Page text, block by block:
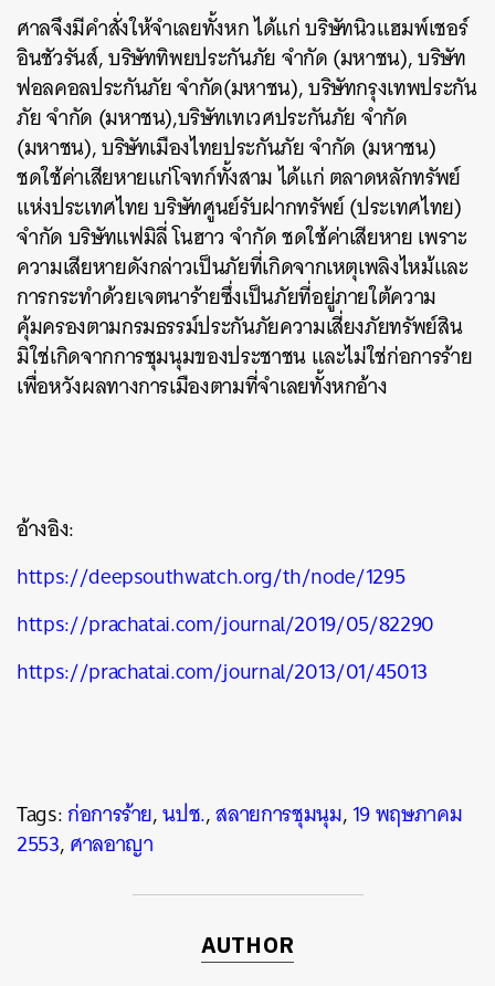
ศาลจึงมีคำสั่งให้จำเลยทั้งหก ได้แก่ บริษัทนิวแฮมพ์เชอร์
อินชัวรันส์, บริษัททิพยประกันภัย จำกัด (มหาชน), บริษัท
ฟอลคอลประกันภัย จำกัด(มหาชน), บริษัทกรุงเทพประกัน
ภัย จำกัด (มหาชน),บริษัทเทเวศประกันภัย จำกัด
(มหาชน), บริษัทเมืองไทยประกันภัย จำกัด (มหาชน)
ชดใช้ค่าเสียหายแก่โจทก์ทั้งสาม ได้แก่ ตลาดหลักทรัพย์
แห่งประเทศไทย บริษัทศูนย์รับฝากทรัพย์ (ประเทศไทย)
จำกัด บริษัทแฟมิลี่ โนฮาว จำกัด ชดใช้ค่าเสียหาย เพราะ
ความเสียหายดังกล่าวเป็นภัยที่เกิดจากเหตุเพลิงไหม้และ
การกระทำด้วยเจตนาร้ายซึ่งเป็นภัยที่อยู่ภายใต้ความ
คุ้มครองตามกรมธรรม์ประกันภัยความเสี่ยงภัยทรัพย์สิน
มิใช่เกิดจากการชุมนุมของประชาชน และไม่ใช่ก่อการร้าย
เพื่อหวังผลทางการเมืองตามที่จำเลยทั้งหกอ้าง
อ้างอิง:
https://deepsouthwatch.org/th/node/1295
https://prachatai.com/journal/2019/05/82290
https://prachatai.com/journal/2013/01/45013
Tags:ก่อการร้าย,นปช.,สลายการชุมนุม,19 พฤษภาคม
2553,ศาลอาญา
AUTHOR